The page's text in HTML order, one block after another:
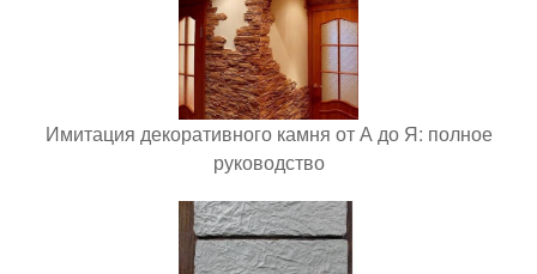
Имитация декоративного камня от А до Я: полное
руководство